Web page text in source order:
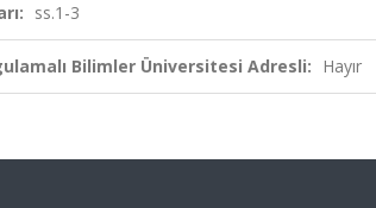
ss.1-3
Bilimler Üniversitesi Adresli: Hayır